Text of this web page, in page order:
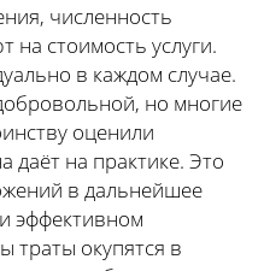
численность
на стоимость услуги.
в каждом случае.
но многие
оценили
даёт на практике. Это
в дальнейшее
эффективном
траты окупятся в